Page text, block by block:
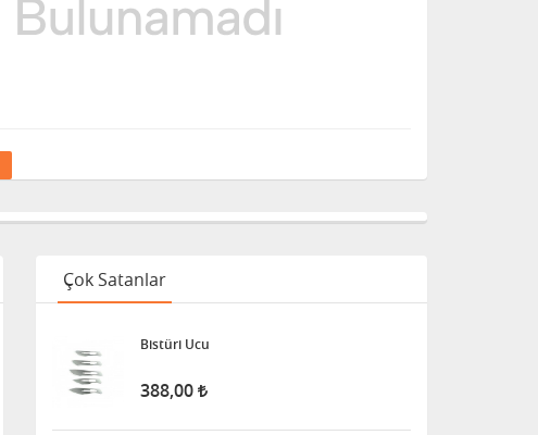
Çok Satanlar
Bistüri Ucu
388,00